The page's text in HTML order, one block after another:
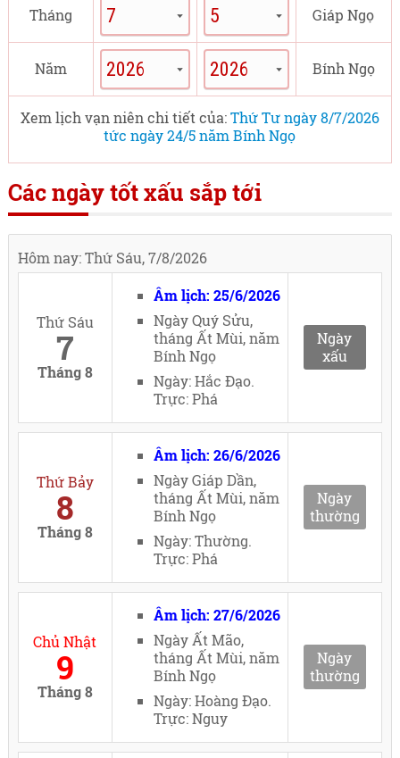
Tháng Giáp Ngọ
Năm Bính Ngọ
Xem lịch vạn niên chi tiết của:Thứ Tư ngày 8/7/2026
tức ngày 24/5 năm Bính Ngọ
Các ngày tốt xấu sắp tới
Hôm nay: Thứ Sáu, 7/8/2026
Thứ Sáu
7
Tháng 8
Âm lịch: 25/6/2026
Ngày Quý Sửu,
tháng Ất Mùi, năm
Bính Ngọ
Ngày: Hắc Đạo.
Trực: Phá
Ngày
xấu
Thứ Bảy
8
Tháng 8
Âm lịch: 26/6/2026
Ngày Giáp Dần,
tháng Ất Mùi, năm
Bính Ngọ
Ngày: Thường.
Trực: Phá
Ngày
thường
Chủ Nhật
9
Tháng 8
Âm lịch: 27/6/2026
Ngày Ất Mão,
tháng Ất Mùi, năm
Bính Ngọ
Ngày: Hoàng Đạo.
Trực: Nguy
Ngày
thường